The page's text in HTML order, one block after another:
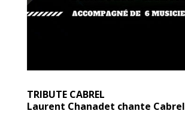
TRIBUTE CABREL
Laurent Chanadet chante Cabrel